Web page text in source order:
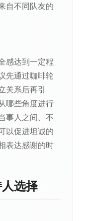
自不同队友的
感达到一定程
先通过咖啡轮
关系后再引
哪些角度进行
事人之间、不
以促进坦诚的
表达感谢的时
选择